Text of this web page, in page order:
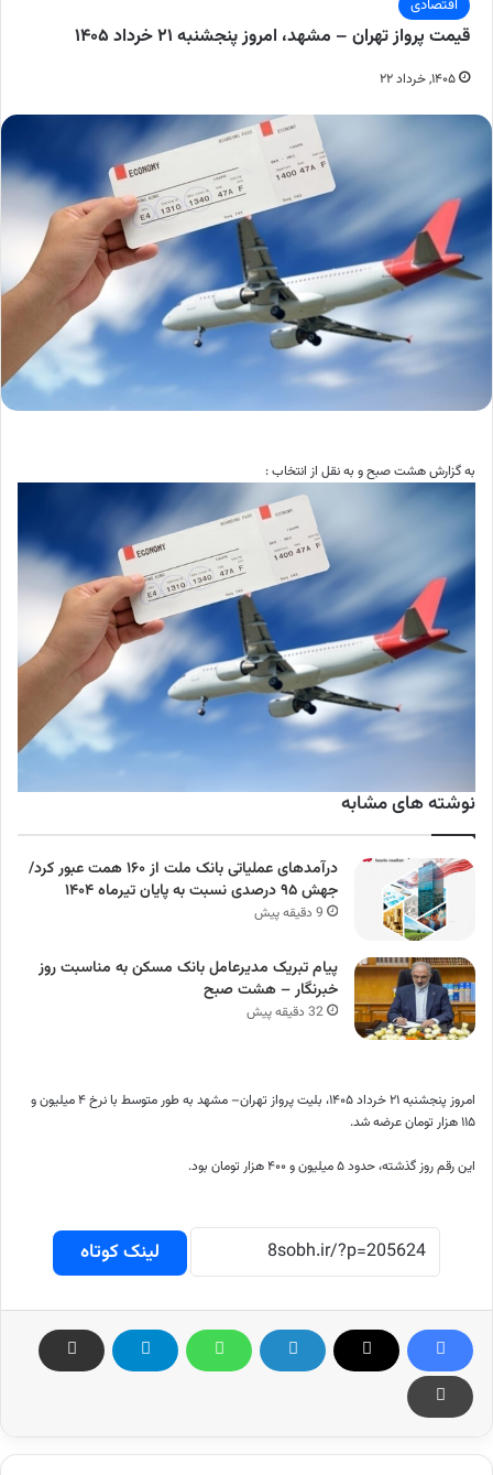
اقتصادی
قیمت پرواز تهران – مشهد، امروز پنجشنبه ۲۱ خرداد ۱۴۰۵
۱۴۰۵, خرداد ۲۲
به گزارش هشت صبح و به نقل از انتخاب :
نوشته های مشابه
درآمد‌های عملیاتی بانک ملت از ۱۶۰ همت عبور کرد/
جهش ۹۵ درصدی نسبت به پایان تیرماه ۱۴۰۴
9 دقیقه پیش
پیام تبریک مدیرعامل بانک مسکن به مناسبت روز
خبرنگار – هشت صبح
32 دقیقه پیش
امروز پنجشنبه ۲۱ خرداد ۱۴۰۵، بلیت پرواز تهران– مشهد به طور متوسط با نرخ ۴ میلیون و
۱۱۵ هزار تومان عرضه شد.
این رقم روز گذشته، حدود ۵ میلیون و ۴۰۰ هزار تومان بود.
لینک کوتاه